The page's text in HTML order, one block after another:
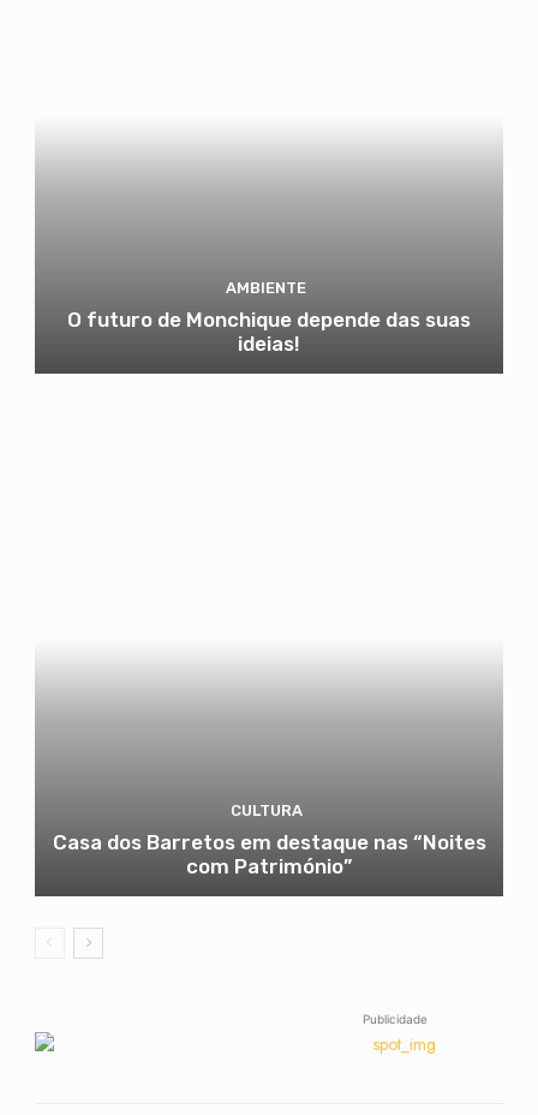
AMBIENTE
O futuro de Monchique depende das suas
ideias!
CULTURA
Casa dos Barretos em destaque nas “Noites
com Património”
Publicidade